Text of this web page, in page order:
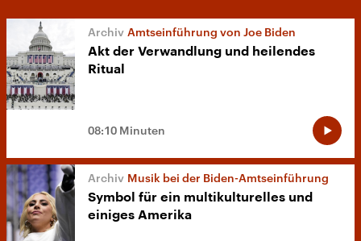
Amtseinführung von Joe Biden
Akt der Verwandlung und heilendes
Ritual
08:10 Minuten
Musik bei der Biden-Amtseinführung
Symbol für ein multikulturelles und
einiges Amerika